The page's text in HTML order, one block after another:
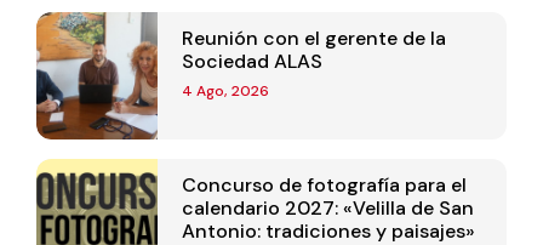
Reunión con el gerente de la
Sociedad ALAS
4 Ago, 2026
Concurso de fotografía para el
calendario 2027: «Velilla de San
Antonio: tradiciones y paisajes»